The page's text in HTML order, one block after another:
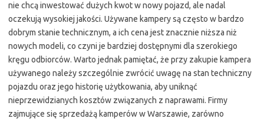
nie chcą inwestować dużych kwot w nowy pojazd, ale nadal
oczekują wysokiej jakości. Używane kampery są często w bardzo
dobrym stanie technicznym, a ich cena jest znacznie niższa niż
nowych modeli, co czyni je bardziej dostępnymi dla szerokiego
kręgu odbiorców. Warto jednak pamiętać, że przy zakupie kampera
używanego należy szczególnie zwrócić uwagę na stan techniczny
pojazdu oraz jego historię użytkowania, aby uniknąć
nieprzewidzianych kosztów związanych z naprawami. Firmy
zajmujące się sprzedażą kamperów w Warszawie, zarówno